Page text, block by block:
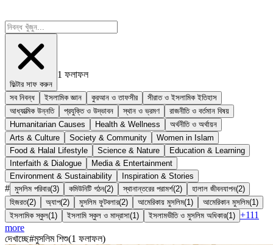
ফিল্টার সাফ করুন
1 ফলাফল
সব নিবন্ধ ইসলামিক জ্ঞান কুরআন ও তাফসীর
সীরাত ও ইসলামিক ইতিহাস
আধ্যাত্মিক উন্নতি
প্রযুক্তি ও উদ্ভাবন স্থান ও ভ্রমণ
রাজনীতি ও বর্তমান বিষয়
Humanitarian Causes
Health & Wellness
অর্থনীতি ও অর্থায়ন
Arts & Culture
Society & Community
Women in Islam
Food & Halal Lifestyle
Science & Nature
Education & Learning
Interfaith & Dialogue
Media & Entertainment
Environment & Sustainability
Inspiration & Stories
# মুসলিম পরিবার(3) কমিউনিটি গঠন(2) স্থানান্তরের পরামর্শ(2) হালাল জীবনযাপন(2)
হিজরত(2) অ্যাপ(2) মুসলিম ফুটবলার(2) আমেরিকায় মুসলিম(1 ) আমেরিকান মুসলিম(1 )
ইসলামিক স্কুল(1 ) ইসলামি স্কুল ও মাদ্রাসা(1 ) ইসলামভীতি ও মুসলিম অধিকার(1 ) +111
more
দেখাচ্ছে#মুসলিম শিশু(1 ফলাফল)